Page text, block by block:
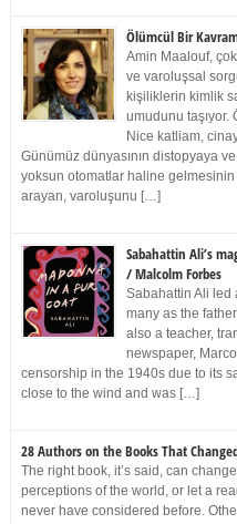
Ölümcül Bir
Amin Maalouf,
ve varoluşsal
kişiliklerin kimlik
umudunu taşıyor.
Nice katliam,
Günümüz dünyasının distopyaya
yoksun otomatlar haline
arayan, varoluşunu […]
Sabahattin Ali’s
/ Malcolm Forbes
Sabahattin Ali led
many as the
also a teacher,
newspaper,
censorship in the 1940s due to its
close to the wind and was […]
28 Authors on the Books That
The right book, it’s said, can
perceptions of the world, or let a
never have considered before.